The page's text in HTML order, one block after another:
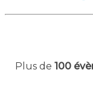
Plus de 100